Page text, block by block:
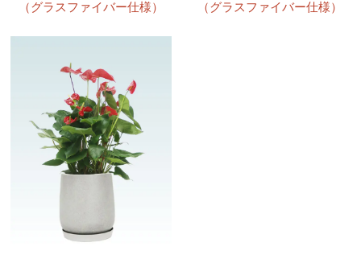
（グラスファイバー仕様）
（グラスファイバー仕様）